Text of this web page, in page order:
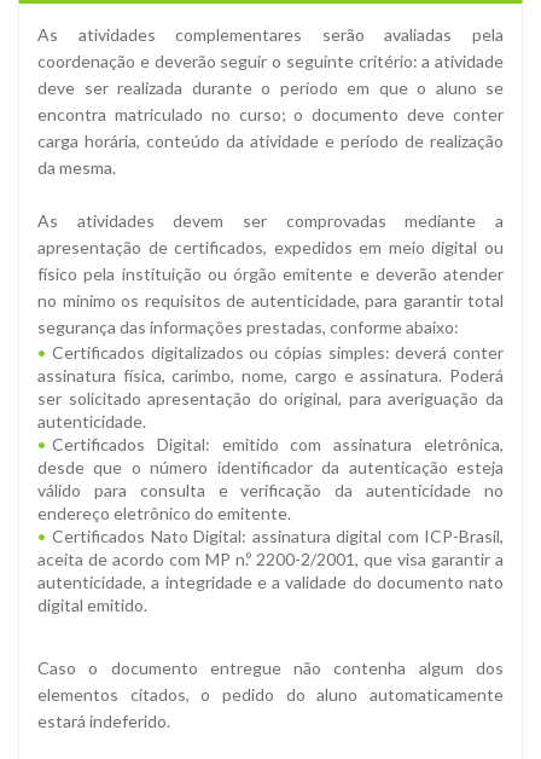
As atividades complementares serão avaliadas pela
coordenação e deverão seguir o seguinte critério: a atividade
deve ser realizada durante o período em que o aluno se
encontra matriculado no curso; o documento deve conter
carga horária, conteúdo da atividade e período de realização
da mesma.
As atividades devem ser comprovadas mediante a
apresentação de certificados, expedidos em meio digital ou
físico pela instituição ou órgão emitente e deverão atender
no mínimo os requisitos de autenticidade, para garantir total
segurança das informações prestadas, conforme abaixo:
Certificados digitalizados ou cópias simples: deverá conter
assinatura física, carimbo, nome, cargo e assinatura. Poderá
ser solicitado apresentação do original, para averiguação da
autenticidade.
Certificados Digital: emitido com assinatura eletrônica,
desde que o número identificador da autenticação esteja
válido para consulta e verificação da autenticidade no
endereço eletrônico do emitente.
Certificados Nato Digital: assinatura digital com ICP-Brasil,
aceita de acordo com MP n.º 2200-2/2001, que visa garantir a
autenticidade, a integridade e a validade do documento nato
digital emitido.
Caso o documento entregue não contenha algum dos
elementos citados, o pedido do aluno automaticamente
estará indeferido.